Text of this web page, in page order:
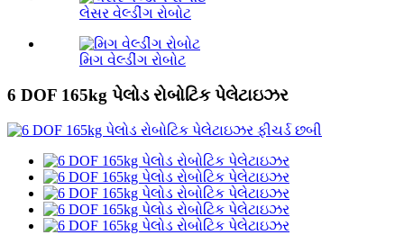
લેસર વેલ્ડીંગ રોબોટ
મિગ વેલ્ડીંગ રોબોટ
6 DOF 165kg પેલોડ રોબોટિક પેલેટાઇઝર